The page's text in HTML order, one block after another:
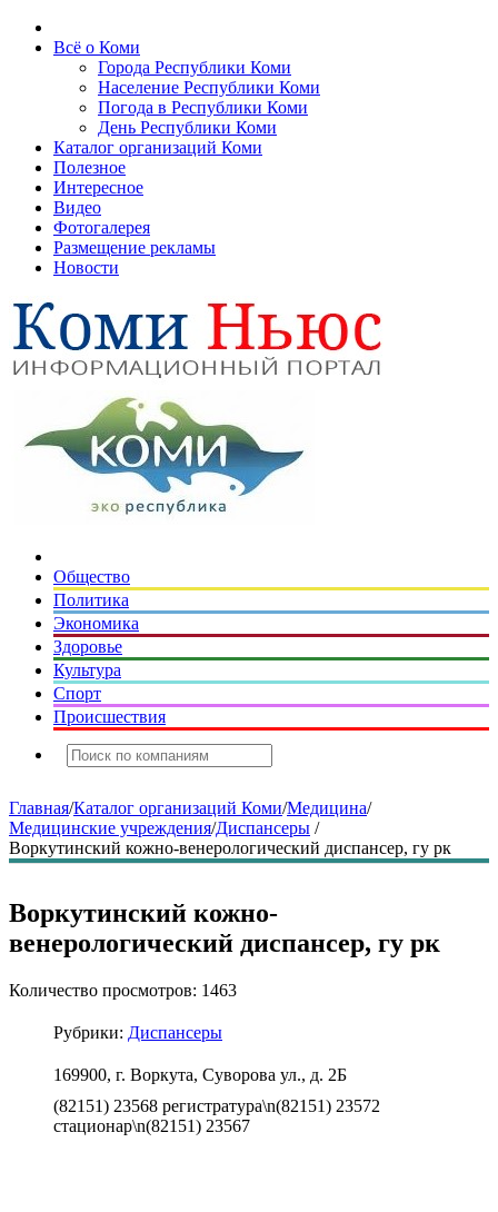
Всё о Коми
Города Республики Коми
Население Республики Коми
Погода в Республики Коми
День Республики Коми
Каталог организаций Коми
Полезное
Интересное
Видео
Фотогалерея
Размещение рекламы
Новости
Общество
Политика
Экономика
Здоровье
Культура
Спорт
Происшествия
Главная/Каталог организаций Коми/Медицина/
Медицинские учреждения/Диспансеры /
Воркутинский кожно-венерологический диспансер, гу рк
Воркутинский кожно-
венерологический диспансер, гу рк
Количество просмотров: 1463
Рубрики: Диспансеры
169900, г. Воркута, Суворова ул., д. 2Б
(82151) 23568 регистратура\n(82151) 23572
стационар\n(82151) 23567